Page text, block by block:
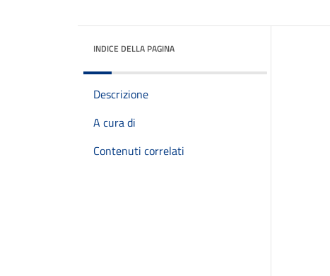
INDICE DELLA PAGINA
Descrizione
A cura di
Contenuti correlati